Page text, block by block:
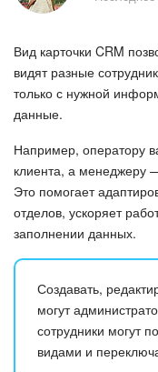
Тарифы и
С чего начать
Вайбкод
Лента
Проекты AI
Мессенджер
Вид карточки CRM
видят разные
только с нужной
данные.
Например, оператору
клиента, а менеджеру
Это помогает
отделов, ускоряет
заполнении данных.
Создавать,
могут
сотрудники могут
видами и